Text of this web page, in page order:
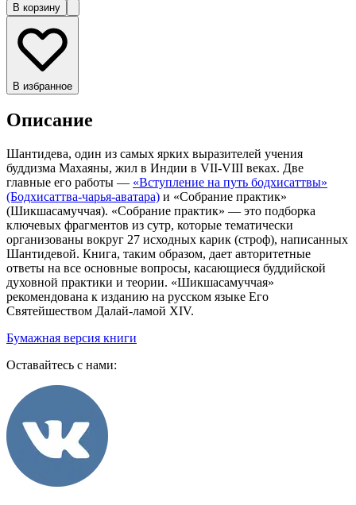
В корзину
В избранное
Описание
Шантидева, один из самых ярких выразителей учения
буддизма Махаяны, жил в Индии в VII-VIII веках. Две
главные его работы — «Вступление на путь бодхисаттвы»
(Бодхисаттва-чарья-аватара) и «Собрание практик»
(Шикшасамуччая). «Собрание практик» — это подборка
ключевых фрагментов из сутр, которые тематически
организованы вокруг 27 исходных карик (строф), написанных
Шантидевой. Книга, таким образом, дает авторитетные
ответы на все основные вопросы, касающиеся буддийской
духовной практики и теории. «Шикшасамуччая»
рекомендована к изданию на русском языке Его
Святейшеством Далай-ламой XIV.
Бумажная версия книги
Оставайтесь с нами: